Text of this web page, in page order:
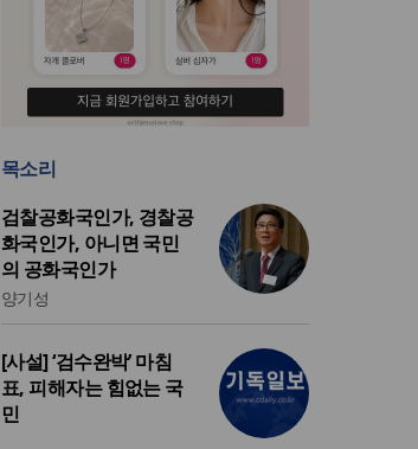
목소리
검찰공화국인가, 경찰공
화국인가, 아니면 국민
의 공화국인가
양기성
[사설] ‘검수완박’ 마침
표, 피해자는 힘없는 국
민